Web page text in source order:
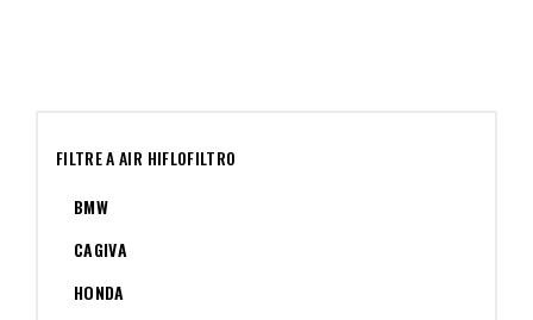
FILTRE A AIR HIFLOFILTRO
BMW
CAGIVA
HONDA